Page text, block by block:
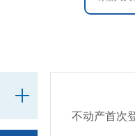
不动产首次